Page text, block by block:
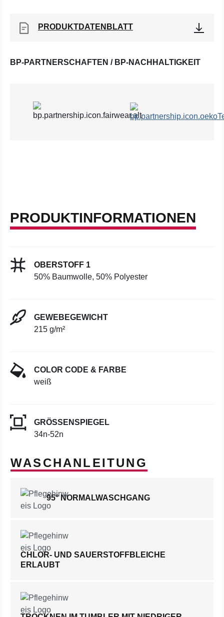
PRODUKTDATENBLATT
BP-PARTNERSCHAFTEN / BP-NACHHALTIGKEIT
PRODUKTINFORMATIONEN
OBERSTOFF 1
50% Baumwolle, 50% Polyester
GEWEBEGEWICHT
215 g/m²
COLOR CODE & FARBE
weiß
GRÖSSENSPIEGEL
34n-52n
WASCHANLEITUNG
95° NORMALWASCHGANG
CHLOR- UND SAUERSTOFFBLEICHE
ERLAUBT